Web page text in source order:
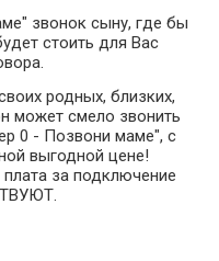
звонок сыну, где бы
стоить для Вас
родных, близких,
может смело звонить
0 - Позвони маме", с
выгодной цене!
за подключение